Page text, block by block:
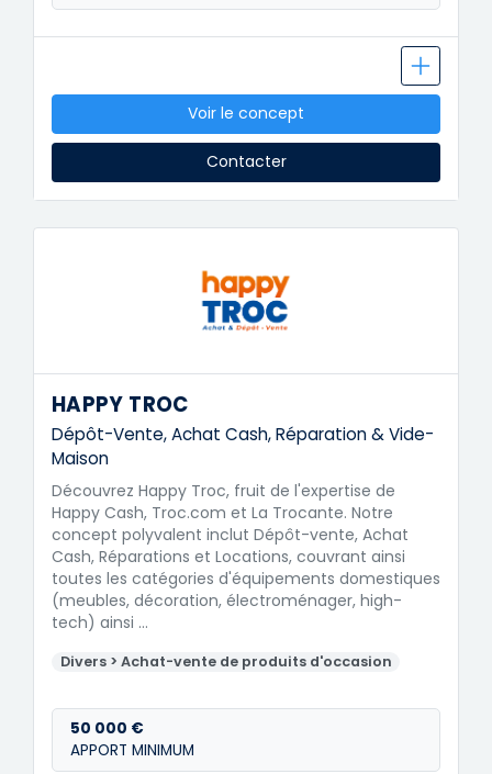
Voir le concept
Contacter
HAPPY TROC
Dépôt-Vente, Achat Cash, Réparation & Vide-
Maison
Découvrez Happy Troc, fruit de l'expertise de
Happy Cash, Troc.com et La Trocante. Notre
concept polyvalent inclut Dépôt-vente, Achat
Cash, Réparations et Locations, couvrant ainsi
toutes les catégories d'équipements domestiques
(meubles, décoration, électroménager, high-
tech) ainsi …
Divers > Achat-vente de produits d'occasion
50 000 €
APPORT MINIMUM